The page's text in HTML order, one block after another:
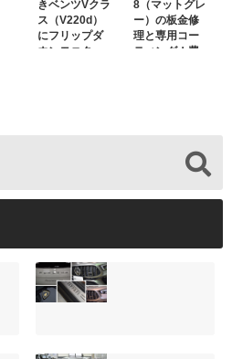
きベンツVクラ
ス（V220d）
にフリップダ
ウンモニター
8（マットグレ
ー）の板金修
理と専用コー
ティング！費